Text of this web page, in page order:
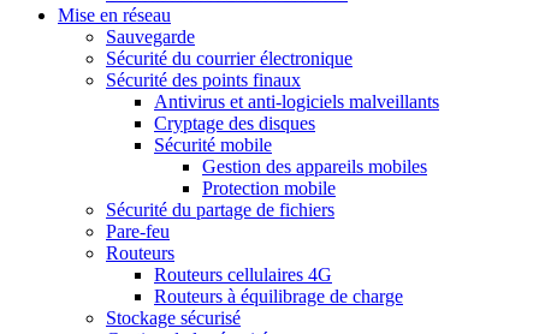
Mise en réseau
Sauvegarde
Sécurité du courrier électronique
Sécurité des points finaux
Antivirus et anti-logiciels malveillants
Cryptage des disques
Sécurité mobile
Gestion des appareils mobiles
Protection mobile
Sécurité du partage de fichiers
Pare-feu
Routeurs
Routeurs cellulaires 4G
Routeurs à équilibrage de charge
Stockage sécurisé